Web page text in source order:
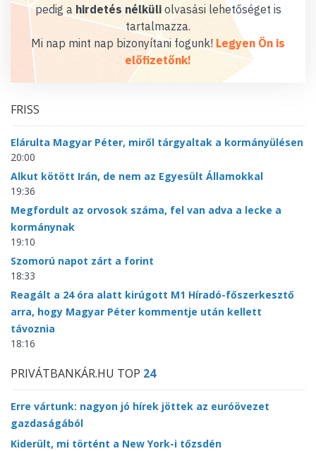
pedig a hirdetés nélküliolvasási lehetőséget is
tartalmazza.
Mi nap mint nap bizonyítani fogunk! Legyen Ön is
előfizetőnk!
FRISS
Elárulta Magyar Péter, miről tárgyaltak a kormányülésen
20:00
Alkut kötött Irán, de nem az Egyesült Államokkal
19:36
Megfordult az orvosok száma, fel van adva a lecke a
kormánynak
19:10
Szomorú napot zárt a forint
18:33
Reagált a 24 óra alatt kirúgott M1 Híradó-főszerkesztő
arra, hogy Magyar Péter kommentje után kellett
távoznia
18:16
PRIVÁTBANKÁR.HU TOP 24
Erre vártunk: nagyon jó hírek jöttek az euróövezet
gazdaságából
Kiderült, mi történt a New York-i tőzsdén